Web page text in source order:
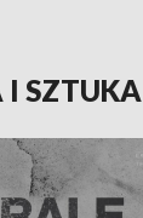
I SZTUKA